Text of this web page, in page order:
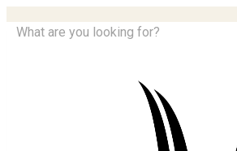
What are you looking for?